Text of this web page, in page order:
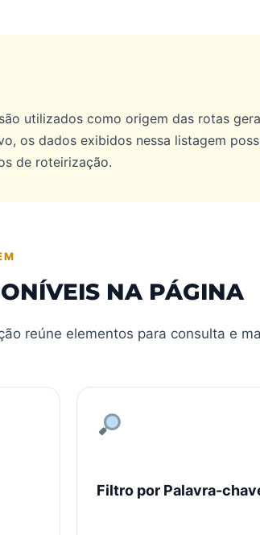
utilizados como origem das rotas
os dados exibidos nessa listagem
de roteirização.
NA PÁGINA
reúne elementos para consulta e
Filtro por Palavra-